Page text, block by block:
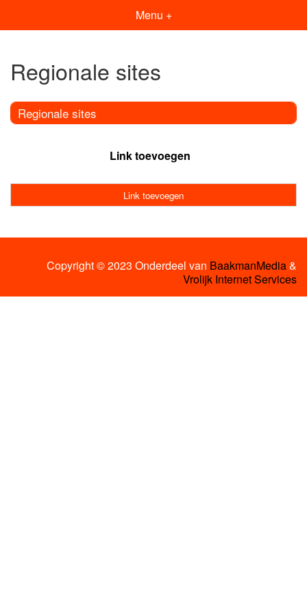
Menu +
Regionale sites
Regionale sites
Link toevoegen
Link toevoegen
Copyright © 2023 Onderdeel van BaakmanMedia&
Vrolijk Internet Services